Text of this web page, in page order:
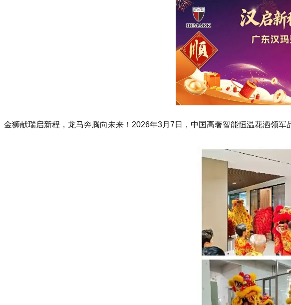
金狮献瑞启新程，龙马奔腾向未来！2026年3月7日，中国高奢智能恒温花洒领